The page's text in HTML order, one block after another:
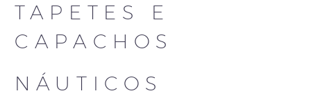
TAPETES E
CAPACHOS
NÁUTICOS